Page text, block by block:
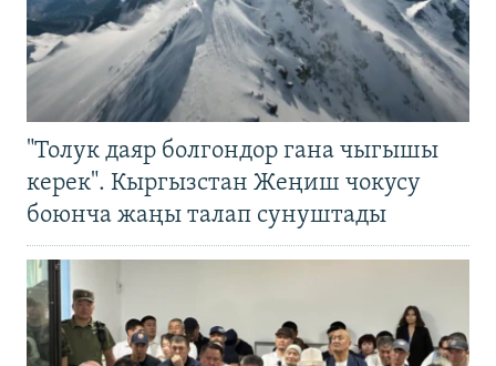
"Толук даяр болгондор гана чыгышы
керек". Кыргызстан Жеңиш чокусу
боюнча жаңы талап сунуштады